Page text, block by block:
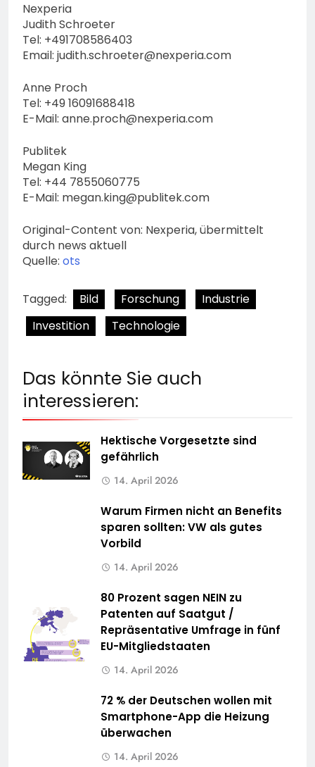
Nexperia
Judith Schroeter
Tel: +491708586403
Email: judith.schroeter@nexperia.com
Anne Proch
Tel: +49 16091688418
E-Mail: anne.proch@nexperia.com
Publitek
Megan King
Tel: +44 7855060775
E-Mail: megan.king@publitek.com
Original-Content von: Nexperia, übermittelt
durch news aktuell
Quelle: ots
Tagged: Bild Forschung
Industrie
Investition
Technologie
Das könnte Sie auch
interessieren:
Hektische Vorgesetzte sind
gefährlich
14. April 2026
Warum Firmen nicht an Benefits
sparen sollten: VW als gutes
Vorbild
14. April 2026
80 Prozent sagen NEIN zu
Patenten auf Saatgut /
Repräsentative Umfrage in fünf
EU-Mitgliedstaaten
14. April 2026
72 % der Deutschen wollen mit
Smartphone-App die Heizung
überwachen
14. April 2026